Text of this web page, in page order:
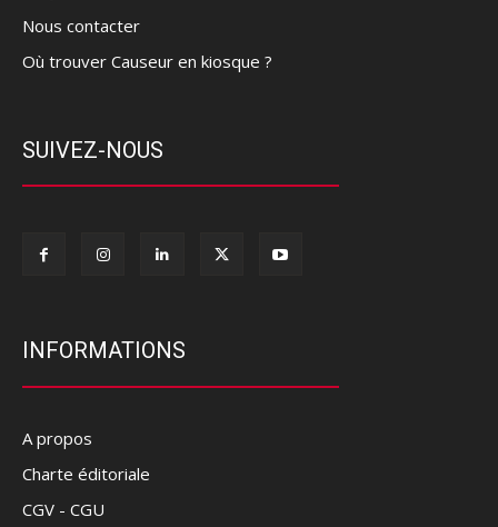
Nous contacter
Où trouver Causeur en kiosque ?
SUIVEZ-NOUS
INFORMATIONS
A propos
Charte éditoriale
CGV - CGU